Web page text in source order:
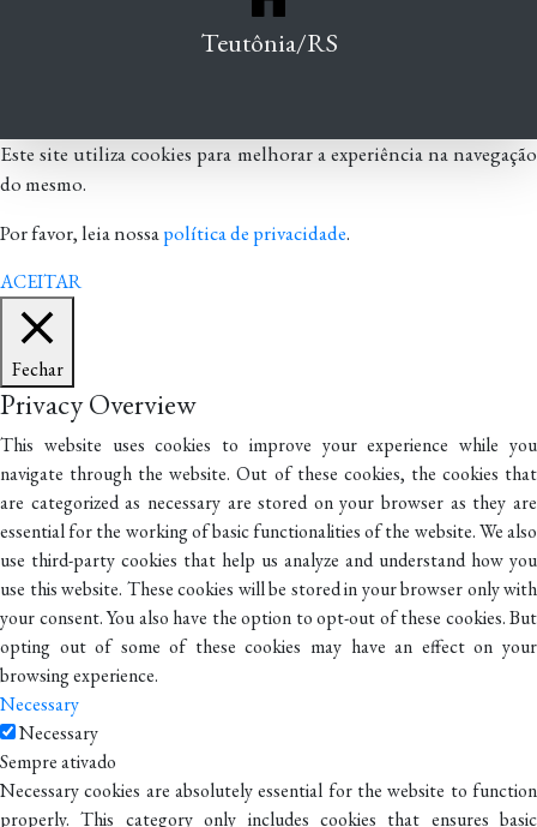
Teutônia/RS
Este site utiliza cookies para melhorar a experiência na navegação
do mesmo.
Por favor, leia nossapolítica de privacidade.
ACEITAR
Fechar
Privacy Overview
This website uses cookies to improve your experience while you
navigate through the website. Out of these cookies, the cookies that
are categorized as necessary are stored on your browser as they are
essential for the working of basic functionalities of the website. We also
use third-party cookies that help us analyze and understand how you
use this website. These cookies will be stored in your browser only with
your consent. You also have the option to opt-out of these cookies. But
opting out of some of these cookies may have an effect on your
browsing experience.
Necessary
Necessary
Sempre ativado
Necessary cookies are absolutely essential for the website to function
properly. This category only includes cookies that ensures basic